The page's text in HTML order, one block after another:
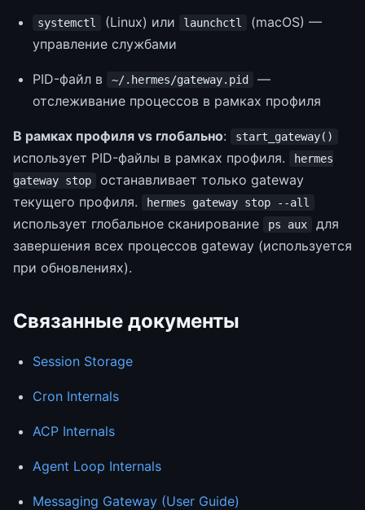
systemctl (Linux) или launchctl
(macOS) —
управление службами
PID-файл в ~/.hermes/gateway.pid
—
отслеживание процессов в рамках профиля
В рамках профиля vs глобально: start_gateway()
использует PID-файлы в рамках профиля.
hermes
gateway stop
останавливает только gateway
текущего профиля.
hermes gateway stop --all
использует глобальное сканирование ps aux
для
завершения всех процессов gateway (используется
при обновлениях).
Связанные документы
Session Storage
Cron Internals
ACP Internals
Agent Loop Internals
Messaging Gateway (User Guide)